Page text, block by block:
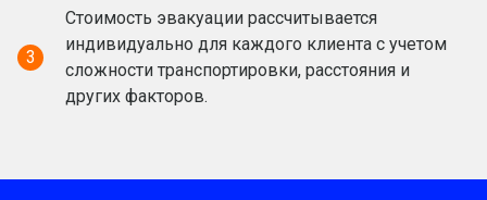
3
Стоимость эвакуации рассчитывается
индивидуально для каждого клиента с учетом
сложности транспортировки, расстояния и
других факторов.